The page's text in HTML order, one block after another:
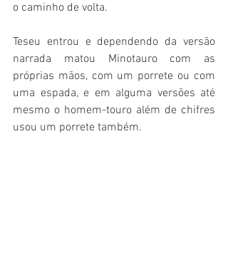
o caminho de volta.
Teseu entrou e dependendo da versão
narrada matou Minotauro com as
próprias mãos, com um porrete ou com
uma espada, e em alguma versões até
mesmo o homem-touro além de chifres
usou um porrete também.